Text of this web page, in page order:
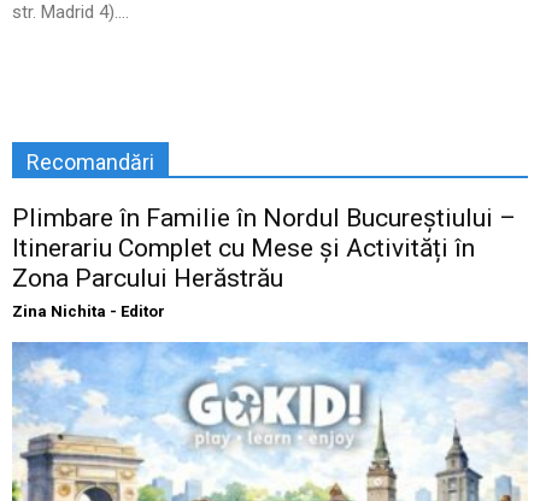
str. Madrid 4)....
Recomandări
Plimbare în Familie în Nordul Bucureștiului –
Itinerariu Complet cu Mese și Activități în
Zona Parcului Herăstrău
Zina Nichita - Editor